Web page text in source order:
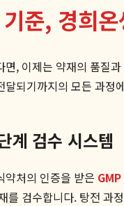
준, 경희
, 이제는 약재의 품질
되기까지의 모든 과
계 검수 시스템
약처의 인증을 받은
검수합니다. 탕전